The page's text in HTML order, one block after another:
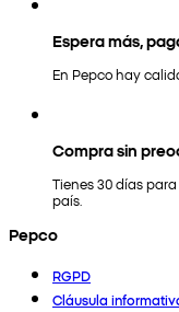
Espera más,
En Pepco hay
Compra sin
Tienes 30 días
país.
Pepco
RGPD
Cláusula